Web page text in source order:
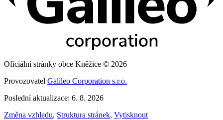
Oficiální stránky obce Kněžice © 2026
Provozovatel Galileo Corporation s.r.o.
Poslední aktualizace: 6. 8. 2026
Změna vzhledu, Struktura stránek, Vytisknout